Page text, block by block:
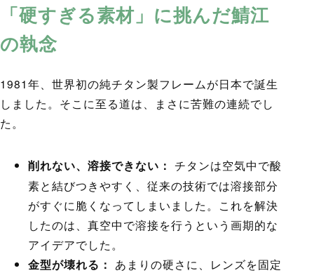
「硬すぎる素材」に挑んだ鯖江
の執念
1981年、世界初の純チタン製フレームが日本で誕生
しました。そこに至る道は、まさに苦難の連続でし
た。
削れない、溶接できない： チタンは空気中で酸
素と結びつきやすく、従来の技術では溶接部分
がすぐに脆くなってしまいました。これを解決
したのは、真空中で溶接を行うという画期的な
アイデアでした。
金型が壊れる： あまりの硬さに、レンズを固定